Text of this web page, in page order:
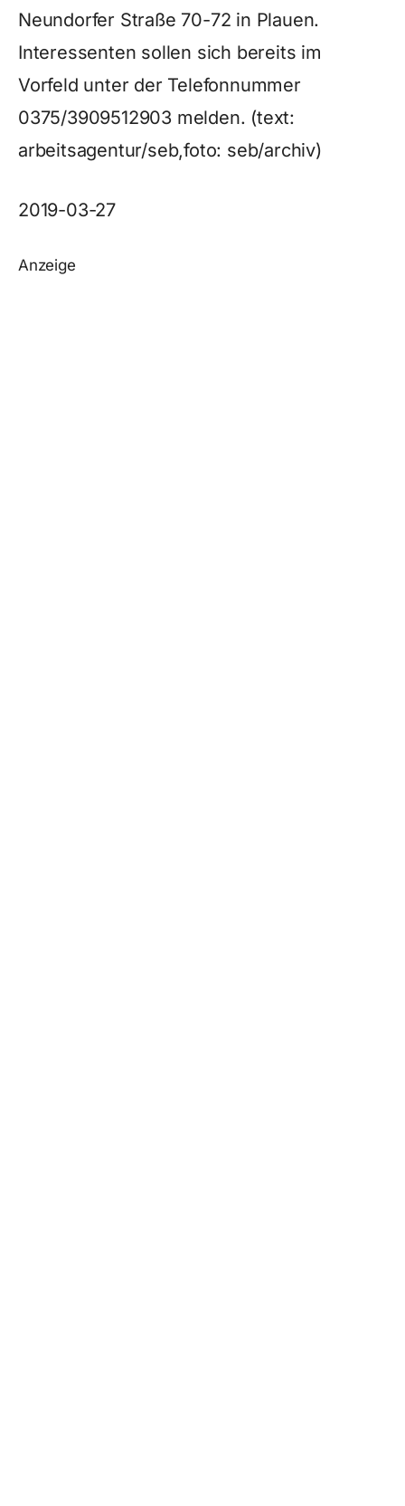
Neundorfer Straße 70-72 in Plauen.
Interessenten sollen sich bereits im
Vorfeld unter der Telefonnummer
0375/3909512903 melden. (text:
arbeitsagentur/seb,foto: seb/archiv)
2019-03-27
Anzeige